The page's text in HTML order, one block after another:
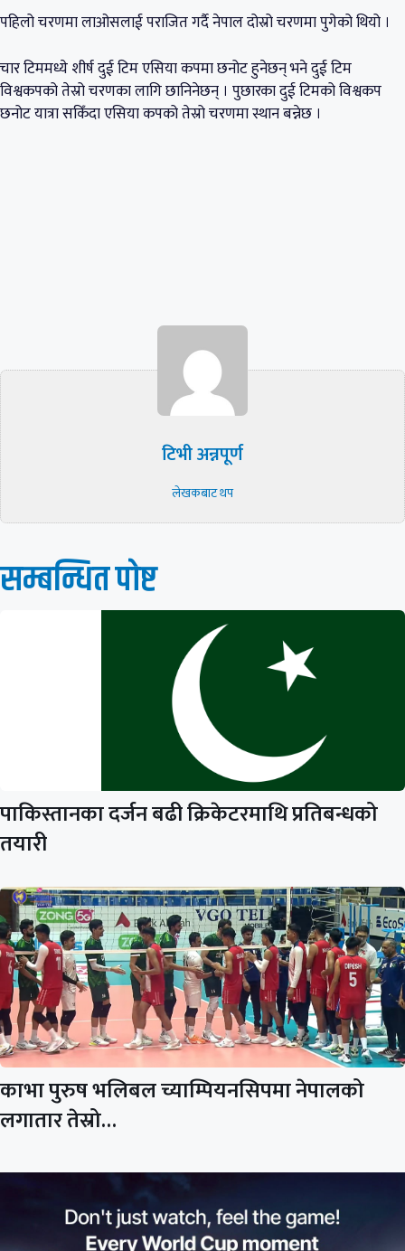
पहिलो चरणमा लाओसलाई पराजित गर्दै नेपाल दोस्रो चरणमा पुगेको थियो ।
चार टिममध्ये शीर्ष दुई टिम एसिया कपमा छनोट हुनेछन् भने दुई टिम
विश्वकपको तेस्रो चरणका लागि छानिनेछन् । पुछारका दुई टिमको विश्वकप
छनोट यात्रा सकिँदा एसिया कपको तेस्रो चरणमा स्थान बन्नेछ ।
टिभी अन्नपूर्ण
लेखकबाट थप
सम्बन्धित पाेष्ट
पाकिस्तानका दर्जन बढी क्रिकेटरमाथि प्रतिबन्धको
तयारी
काभा पुरुष भलिबल च्याम्पियनसिपमा नेपालको
लगातार तेस्रो…